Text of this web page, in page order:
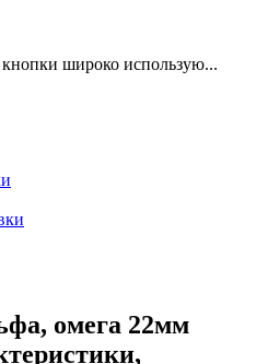
широко использую...
омега 22мм